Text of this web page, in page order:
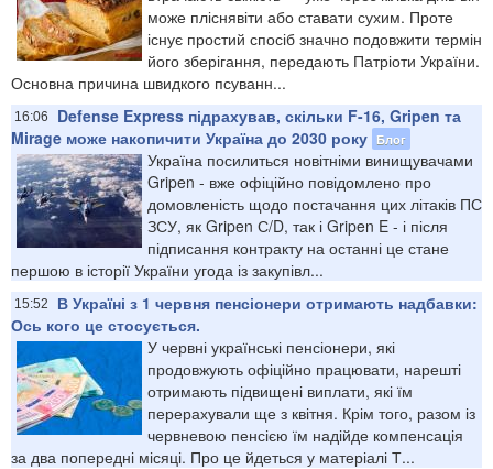
може пліснявіти або ставати сухим. Проте
існує простий спосіб значно подовжити термін
його зберігання, передають Патріоти України.
Основна причина швидкого псуванн...
16:06
Defense Express підрахував, скільки F-16, Gripen та
Mirage може накопичити Україна до 2030 року Блог
Україна посилиться новітніми винищувачами
Gripen - вже офіційно повідомлено про
домовленість щодо постачання цих літаків ПС
ЗСУ, як Gripen С/D, так і Gripen E - і після
підписання контракту на останні це стане
першою в історії України угода із закупівл...
15:52
В Україні з 1 червня пенсіонери отримають надбавки:
Ось кого це стосується.
У червні українські пенсіонери, які
продовжують офіційно працювати, нарешті
отримають підвищені виплати, які їм
перерахували ще з квітня. Крім того, разом із
червневою пенсією їм надійде компенсація
за два попередні місяці. Про це йдеться у матеріалі Т...